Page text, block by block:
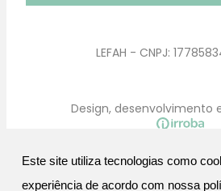
Design, desenvolvimento
LEFAH - CNPJ:
Este site utiliza tecnologias como
experiência de acordo com nossa